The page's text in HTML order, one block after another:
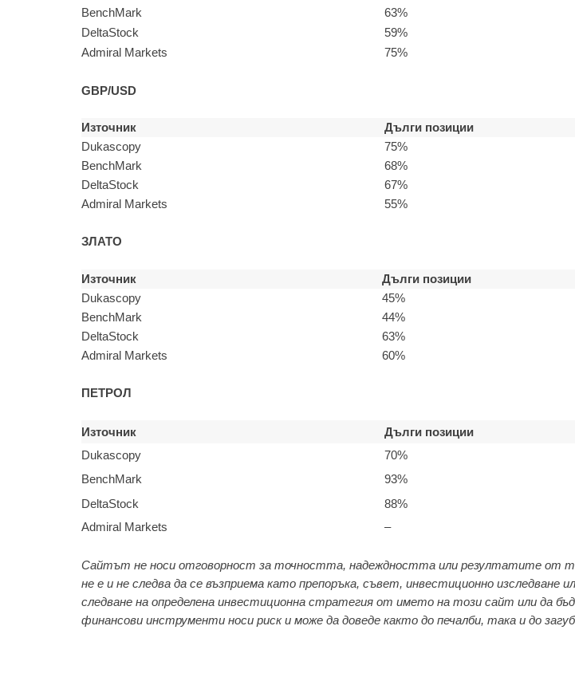
BenchMark
63%
DeltaStock
59%
Admiral Markets
75%
GBP/USD
Източник Дълги позиции
Dukascopy
75%
BenchMark
68%
DeltaStock
67%
Admiral Markets
55%
ЗЛАТО
Източник Дълги позиции
Dukascopy
45%
BenchMark
44%
DeltaStock
63%
Admiral Markets
60%
ПЕТРОЛ
Източник Дълги позиции
Dukascopy
70%
BenchMark
93%
DeltaStock
88%
Admiral Markets
–
Сайтът не носи отговорност за точността, надеждността или резултатите от
не е и не следва да се възприема като препоръка, съвет, инвестиционно изследване
следване на определена инвестиционна стратегия от името на този сайт или да
финансови инструменти носи риск и може да доведе както до печалби, така и до